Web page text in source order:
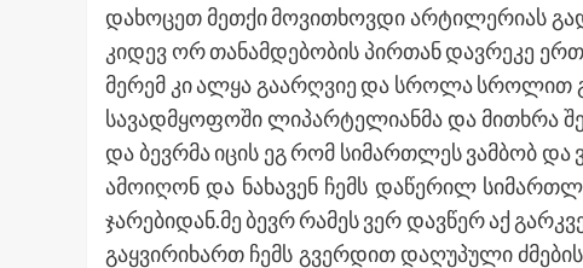
დახოცეთ მეთქი მოვითხოვდი არტილერიას
კიდევ ორ თანამდებობის პირთან დავრეკე
მერემ კი ალყა გაარღვიე და სროლა სროლით
სავადმყოფოში ლიპარტელიანმა და მითხრა
და ბევრმა იცის ეგ რომ სიმართლეს ვამბობ და
ამოიღონ და ნახავენ ჩემს დაწერილ
ჯარებიდან.მე ბევრ რამეს ვერ დავწერ აქ
გაყვირიხართ ჩემს გვერდით დაღუპული